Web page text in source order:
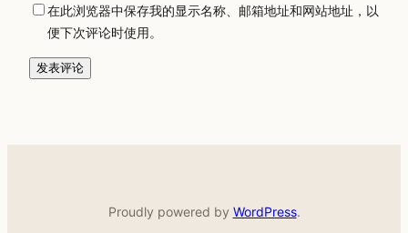
在此浏览器中保存我的显示名称、邮箱地址和网站地址，以
便下次评论时使用。
Proudly powered by WordPress.